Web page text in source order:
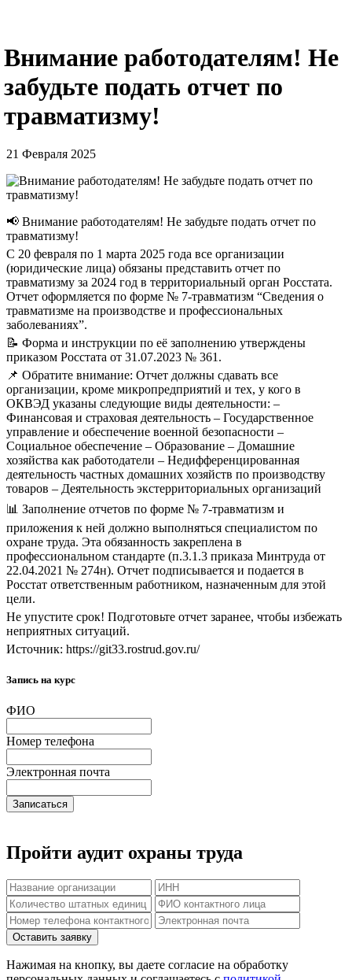
Внимание работодателям! Не
забудьте подать отчет по
травматизму!
21 Февраля 2025
📢 Внимание работодателям! Не забудьте подать отчет по
травматизму!
С 20 февраля по 1 марта 2025 года все организации
(юридические лица) обязаны представить отчет по
травматизму за 2024 год в территориальный орган Росстата.
Отчет оформляется по форме № 7-травматизм “Сведения о
травматизме на производстве и профессиональных
заболеваниях”.
📝 Форма и инструкции по её заполнению утверждены
приказом Росстата от 31.07.2023 № 361.
📌 Обратите внимание: Отчет должны сдавать все
организации, кроме микропредприятий и тех, у кого в
ОКВЭД указаны следующие виды деятельности: –
Финансовая и страховая деятельность – Государственное
управление и обеспечение военной безопасности –
Социальное обеспечение – Образование – Домашние
хозяйства как работодатели – Недифференцированная
деятельность частных домашних хозяйств по производству
товаров – Деятельность экстерриториальных организаций
📊 Заполнение отчетов по форме № 7-травматизм и
приложения к ней должно выполняться специалистом по
охране труда. Эта обязанность закреплена в
профессиональном стандарте (п.3.1.3 приказа Минтруда от
22.04.2021 № 274н). Отчет подписывается и подается в
Росстат ответственным работником, назначенным для этой
цели.
Не упустите срок! Подготовьте отчет заранее, чтобы избежать
неприятных ситуаций.
Источник: https://git33.rostrud.gov.ru/
Запись на курс
ФИО
Номер телефона
Электронная почта
Записаться
Пройти аудит охраны труда
Нажимая на кнопку, вы даете согласие на обработку